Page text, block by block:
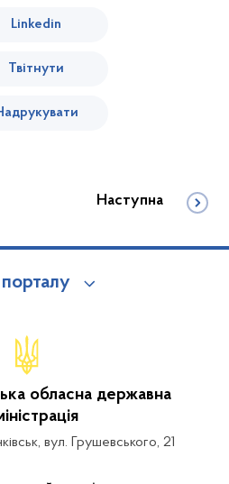
Linkedin
Твітнути
Наступна
обласна державна
вул. Грушевського, 21